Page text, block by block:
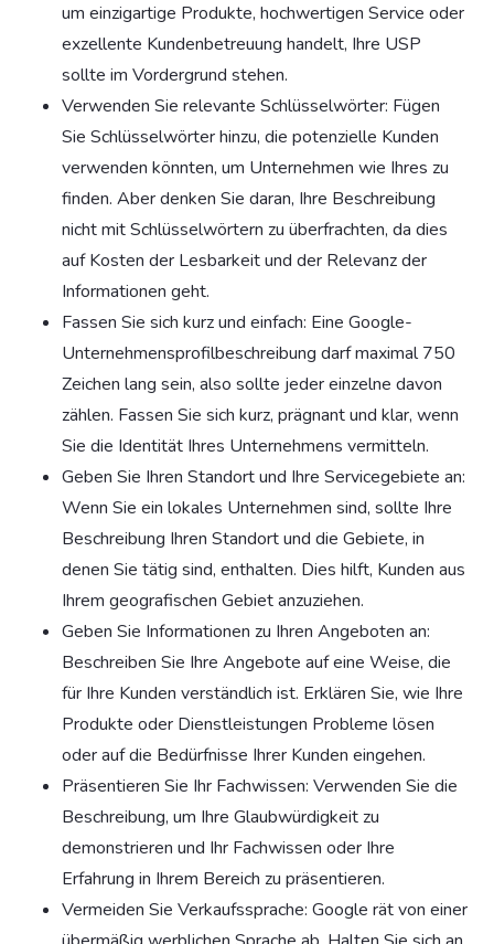
um einzigartige Produkte, hochwertigen Service oder
exzellente Kundenbetreuung handelt, Ihre USP
sollte im Vordergrund stehen.
Verwenden Sie relevante Schlüsselwörter: Fügen
Sie Schlüsselwörter hinzu, die potenzielle Kunden
verwenden könnten, um Unternehmen wie Ihres zu
finden. Aber denken Sie daran, Ihre Beschreibung
nicht mit Schlüsselwörtern zu überfrachten, da dies
auf Kosten der Lesbarkeit und der Relevanz der
Informationen geht.
Fassen Sie sich kurz und einfach: Eine Google-
Unternehmensprofilbeschreibung darf maximal 750
Zeichen lang sein, also sollte jeder einzelne davon
zählen. Fassen Sie sich kurz, prägnant und klar, wenn
Sie die Identität Ihres Unternehmens vermitteln.
Geben Sie Ihren Standort und Ihre Servicegebiete an:
Wenn Sie ein lokales Unternehmen sind, sollte Ihre
Beschreibung Ihren Standort und die Gebiete, in
denen Sie tätig sind, enthalten. Dies hilft, Kunden aus
Ihrem geografischen Gebiet anzuziehen.
Geben Sie Informationen zu Ihren Angeboten an:
Beschreiben Sie Ihre Angebote auf eine Weise, die
für Ihre Kunden verständlich ist. Erklären Sie, wie Ihre
Produkte oder Dienstleistungen Probleme lösen
oder auf die Bedürfnisse Ihrer Kunden eingehen.
Präsentieren Sie Ihr Fachwissen: Verwenden Sie die
Beschreibung, um Ihre Glaubwürdigkeit zu
demonstrieren und Ihr Fachwissen oder Ihre
Erfahrung in Ihrem Bereich zu präsentieren.
Vermeiden Sie Verkaufssprache: Google rät von einer